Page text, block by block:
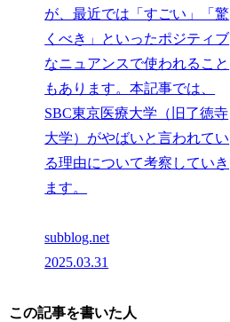
が、最近では「すごい」「驚
くべき」といったポジティブ
なニュアンスで使われること
もあります。本記事では、
SBC東京医療大学（旧了徳寺
大学）がやばいと言われてい
る理由について考察していき
ます。
subblog.net
2025.03.31
この記事を書いた人